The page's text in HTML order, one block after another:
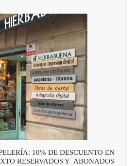
10% DE DESCUENTO EN
RESERVADOS Y ABONADOS